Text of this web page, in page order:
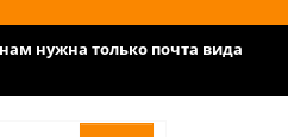
нужна только почта вида